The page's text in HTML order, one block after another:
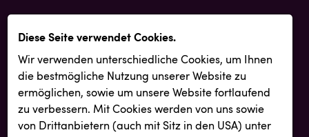
Diese Seite verwendet Cookies.
Wir verwenden unterschiedliche Cookies, um Ihnen
die best­mögliche Nutzung unserer Website zu
ermöglichen, sowie um unsere Website fortlaufend
zu verbessern. Mit Cookies werden von uns sowie
von Drittanbietern (auch mit Sitz in den USA) unter